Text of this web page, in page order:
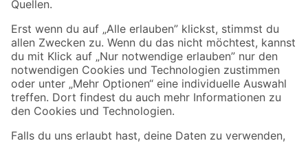
Sicher einkaufen
Jetzt die toom-App herunterladen